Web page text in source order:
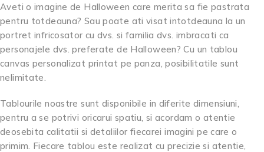
Aveti o imagine de Halloween care merita sa fie pastrata
pentru totdeauna? Sau poate ati visat intotdeauna la un
portret infricosator cu dvs. si familia dvs. imbracati ca
personajele dvs. preferate de Halloween? Cu un tablou
canvas personalizat printat pe panza, posibilitatile sunt
nelimitate.
Tablourile noastre sunt disponibile in diferite dimensiuni,
pentru a se potrivi oricarui spatiu, si acordam o atentie
deosebita calitatii si detaliilor fiecarei imagini pe care o
primim. Fiecare tablou este realizat cu precizie si atentie,